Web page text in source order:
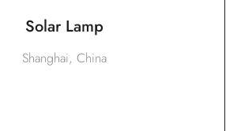
Solar Lamp
Shanghai, China